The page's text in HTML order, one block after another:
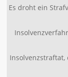
Es droht ein
Insolvenzstraftat,